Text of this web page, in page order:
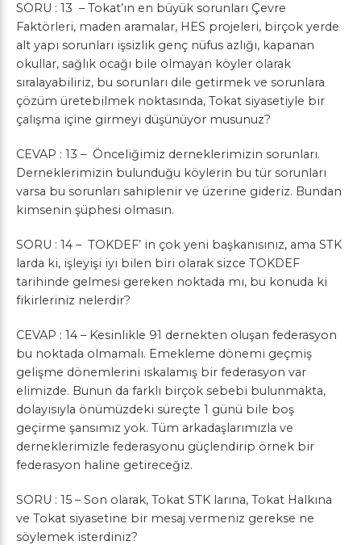
SORU : 13 – Tokat’ın en büyük sorunları Çevre
Faktörleri, maden aramalar, HES projeleri, birçok yerde
alt yapı sorunları işsizlik genç nüfus azlığı, kapanan
okullar, sağlık ocağı bile olmayan köyler olarak
sıralayabiliriz, bu sorunları dile getirmek ve sorunlara
çözüm üretebilmek noktasında, Tokat siyasetiyle bir
çalışma içine girmeyi düşünüyor musunuz?
CEVAP : 13 – Önceliğimiz derneklerimizin sorunları.
Derneklerimizin bulunduğu köylerin bu tür sorunları
varsa bu sorunları sahiplenir ve üzerine gideriz. Bundan
kimsenin şüphesi olmasın.
SORU : 14 – TOKDEF’ in çok yeni başkanısınız, ama STK
larda ki, işleyişi iyi bilen biri olarak sizce TOKDEF
tarihinde gelmesi gereken noktada mı, bu konuda ki
fikirleriniz nelerdir?
CEVAP : 14 – Kesinlikle 91 dernekten oluşan federasyon
bu noktada olmamalı. Emekleme dönemi geçmiş
gelişme dönemlerini ıskalamış bir federasyon var
elimizde. Bunun da farklı birçok sebebi bulunmakta,
dolayısıyla önümüzdeki süreçte 1 günü bile boş
geçirme şansımız yok. Tüm arkadaşlarımızla ve
derneklerimizle federasyonu güçlendirip örnek bir
federasyon haline getireceğiz.
SORU : 15 – Son olarak, Tokat STK larına, Tokat Halkına
ve Tokat siyasetine bir mesaj vermeniz gerekse ne
söylemek isterdiniz?